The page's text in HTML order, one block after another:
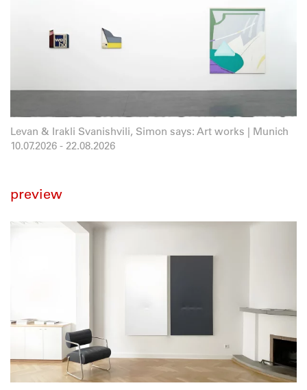
Levan & Irakli Svanishvili, Simon says: Art works | Munich
10.07.2026 - 22.08.2026
preview